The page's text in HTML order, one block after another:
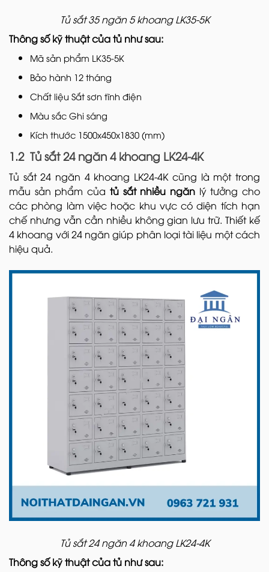
Tủ sắt 35 ngăn 5 khoang LK35-5K
Thông số kỹ thuật của tủ như sau:
Mã sản phẩm LK35-5K
Bảo hành 12 tháng
Chất liệu Sắt sơn tĩnh điện
Màu sắc Ghi sáng
Kích thước 1500x450x1830 (mm)
1.2 Tủ sắt 24 ngăn 4 khoang LK24-4K
Tủ sắt 24 ngăn 4 khoang LK24-4K cũng là một trong
mẫu sản phẩm của tủ sắt nhiều ngăn lý tưởng cho
các phòng làm việc hoặc khu vực có diện tích hạn
chế nhưng vẫn cần nhiều không gian lưu trữ. Thiết kế
4 khoang với 24 ngăn giúp phân loại tài liệu một cách
hiệu quả.
Tủ sắt 24 ngăn 4 khoang LK24-4K
Thông số kỹ thuật của tủ như sau: